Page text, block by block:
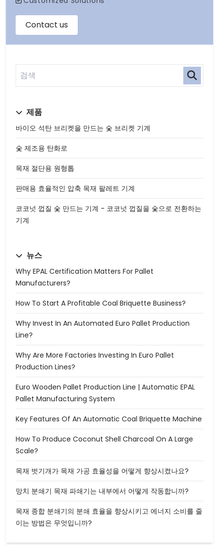
제품
바이오 석탄 브리켓을 만드는 숯 브리켓 기계
숯 제조용 탄화로
목재 절단용 원형톱
판매용 효율적인 압축 목재 팔레트 기계
코코넛 껍질 숯 만드는 기계 - 코코넛 껍질을 숯으로 전환하는
기계
뉴스
Why EPAL Certification Matters For Pallet
Manufacturers?
How To Start A Profitable Coal Briquette Business?
Why Invest In An Automated Euro Pallet Production
Line?
Why Are More Factories Investing In Euro Pallet
Production Lines?
Euro Wooden Pallet Production Line | Automatic EPAL
Pallet Manufacturing System
Key Features Of An Automatic Coal Briquette Machine
How To Produce Coconut Shell Charcoal On A Large
Scale?
목재 벗기개가 목재 가공 효율성을 어떻게 향상시켰나요?
망치 분쇄기 목재 파쇄기는 내부에서 어떻게 작동합니까?
목재 종합 분쇄기의 분쇄 효율을 향상시키고 에너지 소비를 줄
이는 방법은 무엇입니까?